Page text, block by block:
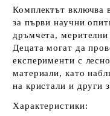
Комплектът включва
за първи научни
дръмчета,
Децата могат да
експерименти с
материали, като
на кристали и други
Характеристики: